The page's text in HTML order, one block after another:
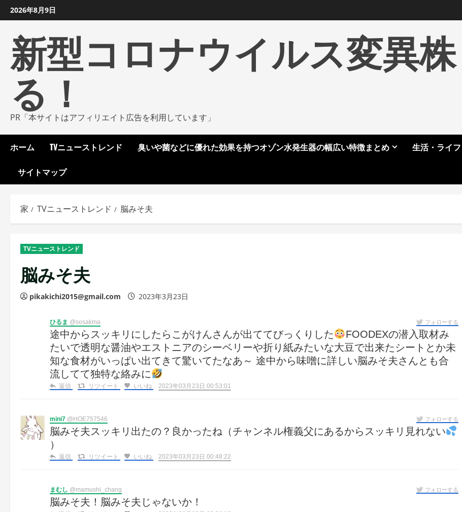
ン
2026年8月9日
新型コロナウイルス変異
る！
PR「本サイトはアフィリエイト広告を利用しています」
ホーム TVニューストレンド 臭いや菌などに優れた効果を持つオゾン水発生器の幅広い特徴まとめ 生活・ライフ
サイトマップ
家 TVニューストレンド 脳みそ夫
TVニューストレンド
脳みそ夫
pikakichi2015@gmail.com 2023年3月23日
ひるま @sosakma フォローする
途中からスッキリにしたらこがけんさんが出ててびっくりした
FOODEXの潜入取材み
たいで透明な醤油やエストニアのシーベリーや折り紙みたいな大豆で出来たシートとか未
知な食材がいっぱい出てきて驚いてたなあ～ 途中から味噌に詳しい脳みそ夫さんとも合
流してて独特な絡みに
返信 リツイート いいね 2023年03月23日 00:53:01
mini7 @HOE757546 フォローする
脳みそ夫スッキリ出たの？良かったね（チャンネル権義父にあるからスッキリ見れない
）
返信 リツイート いいね 2023年03月23日 00:48:22
まむし @mamushi_chang フォローする
脳みそ夫！脳みそ夫じゃないか！